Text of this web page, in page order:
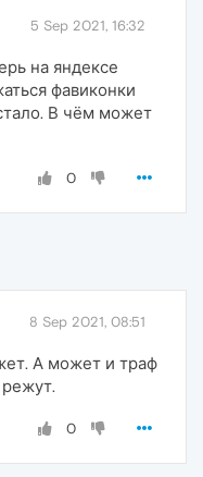
5 Sep 2021, 16:32
на яндексе
фавиконки
В чём может
0
8 Sep 2021, 08:51
А может и траф
0